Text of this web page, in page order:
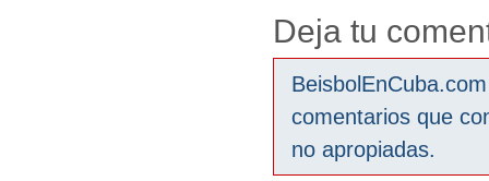
Deja tu
comentarios que
no apropiadas.